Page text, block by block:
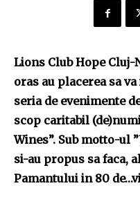
Lions Club Hope Cluj-
oras au placerea sa
seria de evenimente
scop caritabil
Wines”. Sub motto-ul
si-au propus sa faca,
Pamantului in 80